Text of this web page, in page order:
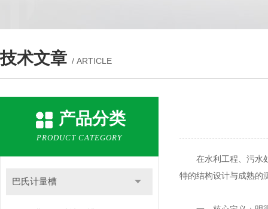
技术文章 / ARTICLE
产品分类
PRODUCT CATEGORY
巴氏计量槽
在水利工程、污水处
特的结构设计与成熟的